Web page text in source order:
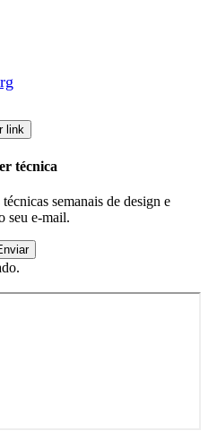
link
técnica
semanais de design e
seu e-mail.